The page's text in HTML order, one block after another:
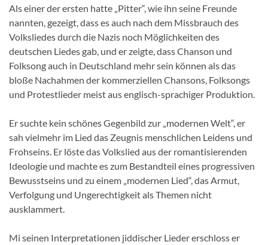
Als einer der ersten hatte „Pitter“, wie ihn seine Freunde
nannten, gezeigt, dass es auch nach dem Missbrauch des
Volksliedes durch die Nazis noch Möglichkeiten des
deutschen Liedes gab, und er zeigte, dass Chanson und
Folksong auch in Deutschland mehr sein können als das
bloße Nachahmen der kommerziellen Chansons, Folksongs
und Protestlieder meist aus englisch-sprachiger Produktion.
Er suchte kein schönes Gegenbild zur „modernen Welt“, er
sah vielmehr im Lied das Zeugnis menschlichen Leidens und
Frohseins. Er löste das Volkslied aus der romantisierenden
Ideologie und machte es zum Bestandteil eines progressiven
Bewusstseins und zu einem „modernen Lied“, das Armut,
Verfolgung und Ungerechtigkeit als Themen nicht
ausklammert.
Mi seinen Interpretationen jiddischer Lieder erschloss er